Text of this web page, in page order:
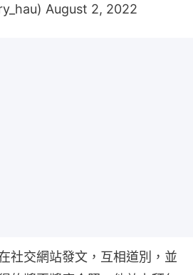
August 2, 2022
社交網站發文，互相道別，並